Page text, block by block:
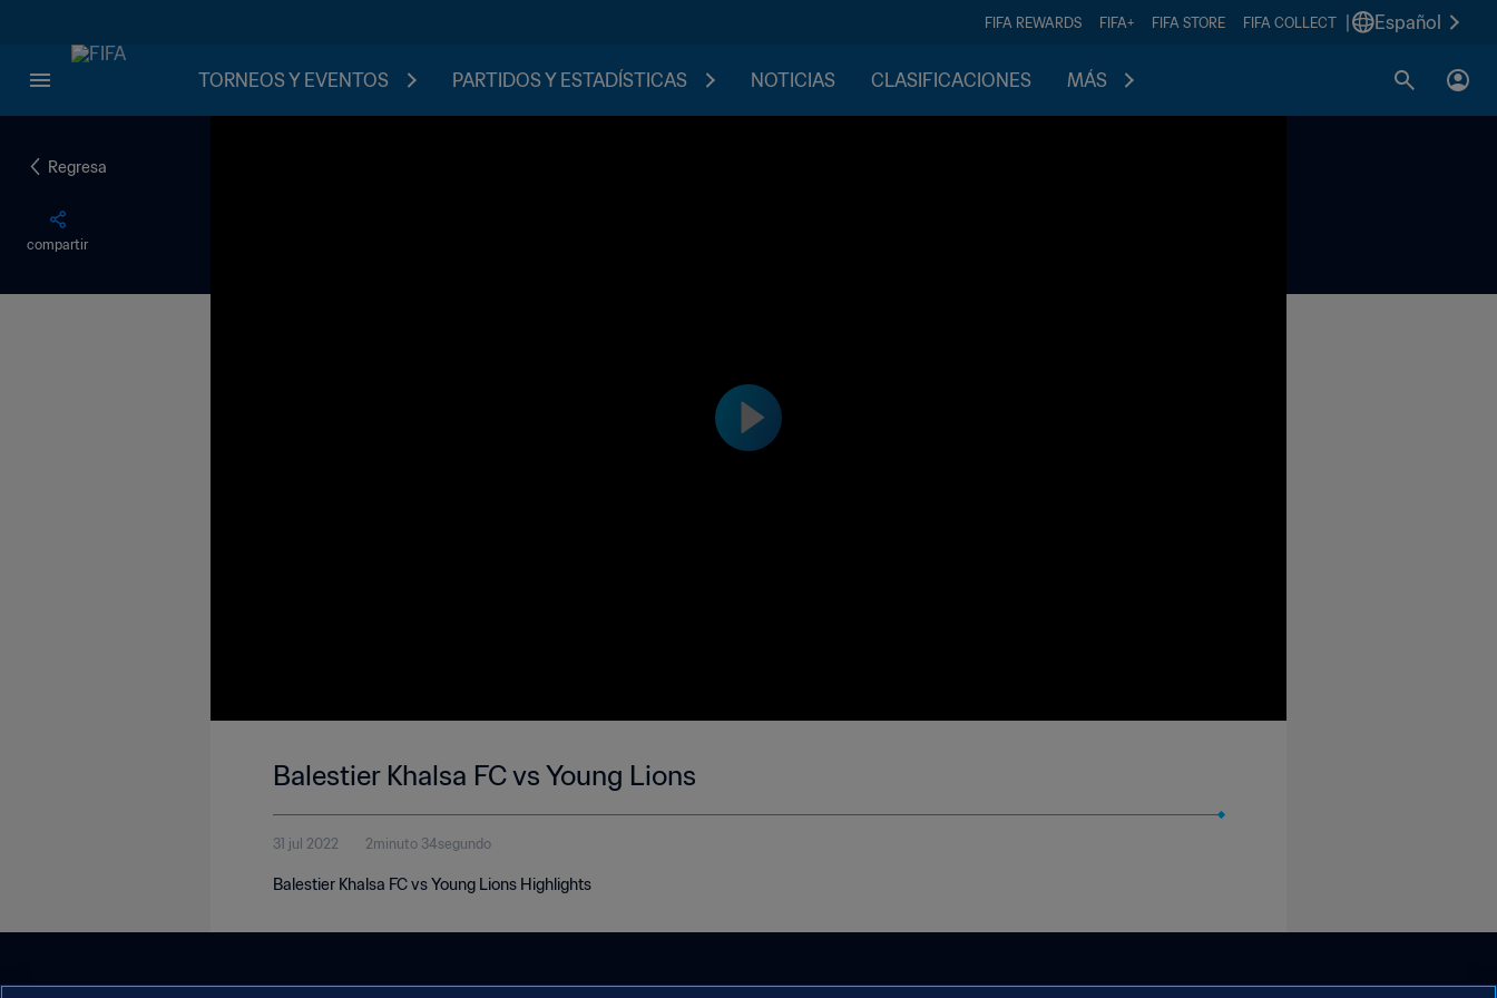
FIFA REWARDS FIFA+ FIFA STORE FIFA COLLECT Español
TORNEOS Y EVENTOS PARTIDOS Y ESTADÍSTICAS NOTICIAS CLASIFICACIONES MÁS
Regresa
compartir
Balestier Khalsa FC vs Young Lions
31 jul 2022 2minuto 34segundo
Balestier Khalsa FC vs Young Lions Highlights